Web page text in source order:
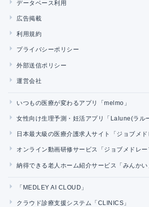
データベース利用
広告掲載
利用規約
プライバシーポリシー
外部送信ポリシー
運営会社
いつもの医療が変わるアプリ「melmo」
女性向け生理予測・妊活アプリ「Lalune(ラル
日本最大級の医療介護求人サイト「ジョブメド
オンライン動画研修サービス「ジョブメドレー
納得できる老人ホーム紹介サービス「みんかい
「MEDLEY AI CLOUD」
クラウド診療支援システム「CLINICS」